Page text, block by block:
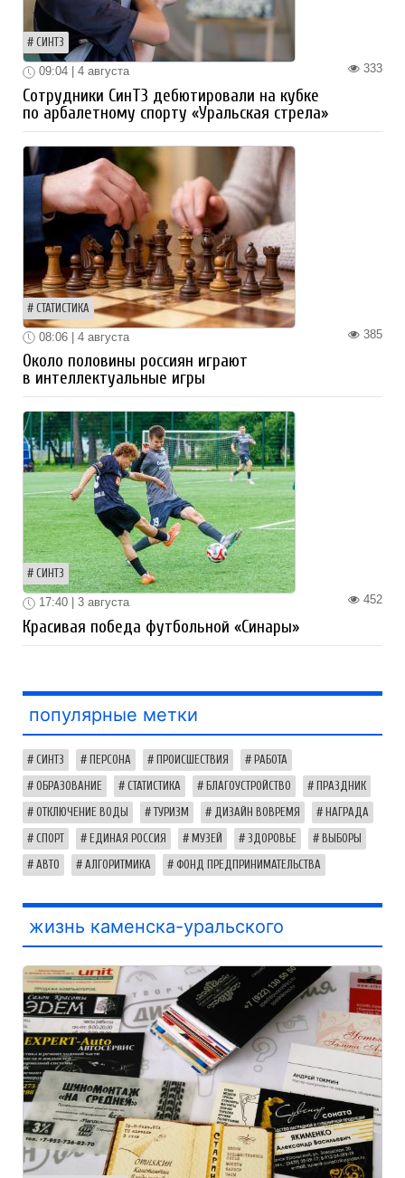
СИНТЗ
333
09:04 | 4 августа
Сотрудники СинТЗ дебютировали на кубке
по арбалетному спорту «Уральская стрела»
СТАТИСТИКА
385
08:06 | 4 августа
Около половины россиян играют
в интеллектуальные игры
СИНТЗ
452
17:40 | 3 августа
Красивая победа футбольной «Синары»
популярные метки
СИНТЗ ПЕРСОНА ПРОИСШЕСТВИЯ РАБОТА
ОБРАЗОВАНИЕ СТАТИСТИКА БЛАГОУСТРОЙСТВО ПРАЗДНИК
ОТКЛЮЧЕНИЕ ВОДЫ ТУРИЗМ ДИЗАЙН ВОВРЕМЯ НАГРАДА
СПОРТ ЕДИНАЯ РОССИЯ МУЗЕЙ ЗДОРОВЬЕ ВЫБОРЫ
АВТО АЛГОРИТМИКА ФОНД ПРЕДПРИНИМАТЕЛЬСТВА
жизнь каменска-уральского